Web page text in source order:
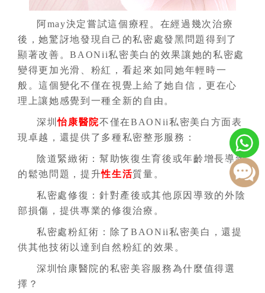
阿may決定嘗試這個療程。在經過幾次治療
後，她驚訝地發現自己的私密處發黑問題得到了
顯著改善。BAONii私密美白的效果讓她的私密處
變得更加光滑、粉紅，看起來如同她年輕時一
般。這個變化不僅在視覺上給了她自信，更在心
理上讓她感覺到一種全新的自由。
深圳怡康醫院不僅在BAONii私密美白方面表
現卓越，還提供了多種私密整形服務：
陰道緊緻術：幫助恢復生育後或年齡增長導致
的鬆弛問題，提升性生活質量。
私密處修復：針對產後或其他原因導致的外陰
部損傷，提供專業的修復治療。
私密處粉紅術：除了BAONii私密美白，還提
供其他技術以達到自然粉紅的效果。
深圳怡康醫院的私密美容服務為什麼值得選
擇？